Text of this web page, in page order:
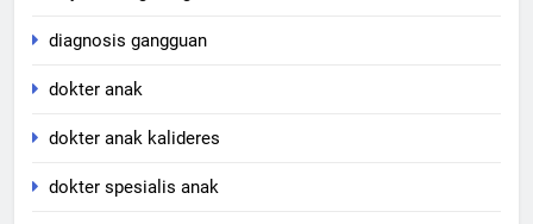
diagnosis gangguan
dokter anak
dokter anak kalideres
dokter spesialis anak